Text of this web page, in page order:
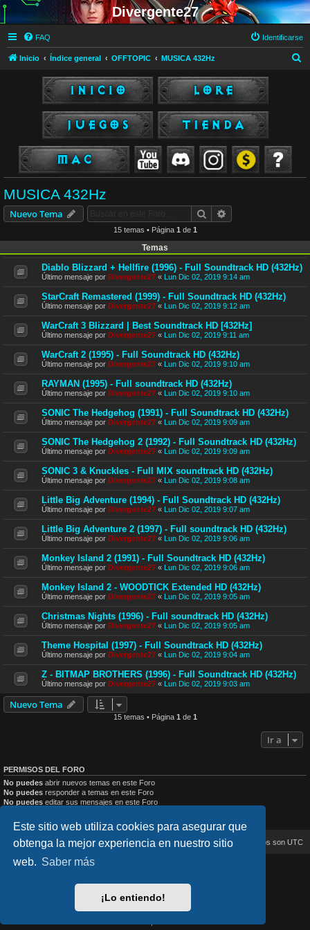
Este sitio web utiliza cookies para asegurar que
obtenga la mejor experiencia en nuestro sitio
web. Saber más
¡Lo entiendo!
Divergente27
FAQ Identificarse
Inicio Índice general OFFTOPIC MUSICA 432Hz
MUSICA 432Hz
Nuevo Tema Buscar
15 temas • Página 1 de 1
Temas
Diablo Blizzard + Hellfire (1996) - Full Soundtrack HD (432Hz)
Último mensaje por Divergente27 « Lun Dic 02, 2019 9:14 am
StarCraft Remastered (1999) - Full Soundtrack HD (432Hz)
Último mensaje por Divergente27 « Lun Dic 02, 2019 9:12 am
WarCraft 3 Blizzard | Best Soundtrack HD [432Hz]
Último mensaje por Divergente27 « Lun Dic 02, 2019 9:11 am
WarCraft 2 (1995) - Full Soundtrack HD (432Hz)
Último mensaje por Divergente27 « Lun Dic 02, 2019 9:10 am
RAYMAN (1995) - Full soundtrack HD (432Hz)
Último mensaje por Divergente27 « Lun Dic 02, 2019 9:10 am
SONIC The Hedgehog (1991) - Full Soundtrack HD (432Hz)
Último mensaje por Divergente27 « Lun Dic 02, 2019 9:09 am
SONIC The Hedgehog 2 (1992) - Full Soundtrack HD (432Hz)
Último mensaje por Divergente27 « Lun Dic 02, 2019 9:09 am
SONIC 3 & Knuckles - Full MIX soundtrack HD (432Hz)
Último mensaje por Divergente27 « Lun Dic 02, 2019 9:08 am
Little Big Adventure (1994) - Full Soundtrack HD (432Hz)
Último mensaje por Divergente27 « Lun Dic 02, 2019 9:07 am
Little Big Adventure 2 (1997) - Full soundtrack HD (432Hz)
Último mensaje por Divergente27 « Lun Dic 02, 2019 9:06 am
Monkey Island 2 (1991) - Full Soundtrack HD (432Hz)
Último mensaje por Divergente27 « Lun Dic 02, 2019 9:06 am
Monkey Island 2 - WOODTICK Extended HD (432Hz)
Último mensaje por Divergente27 « Lun Dic 02, 2019 9:05 am
Christmas Nights (1996) - Full soundtrack HD (432Hz)
Último mensaje por Divergente27 « Lun Dic 02, 2019 9:05 am
Theme Hospital (1997) - Full Soundtrack HD (432Hz)
Último mensaje por Divergente27 « Lun Dic 02, 2019 9:04 am
Z - BITMAP BROTHERS (1996) - Full Soundtrack HD (432Hz)
Último mensaje por Divergente27 « Lun Dic 02, 2019 9:03 am
Nuevo Tema
15 temas • Página 1 de 1
Ir a
PERMISOS DEL FORO
No puedes abrir nuevos temas en este Foro
No puedes responder a temas en este Foro
No puedes editar sus mensajes en este Foro
No puedes
enviar adjuntos en este Foro
Inicio Índice general Todos los horarios son UTC
Desarrollado porphpBB® Forum Software © phpBB Limited
phpBB España